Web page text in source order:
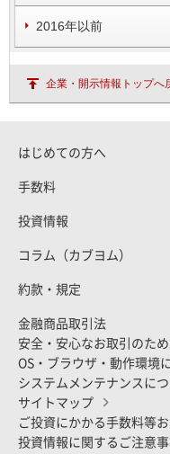
2016年以前
企業・開示情報トップへ
はじめての方へ
手数料
投資情報
コラム（カブヨム）
約款・規定
金融商品取引法
安全・安心なお取引のため
OS・ブラウザ・動作環境
システムメンテナンスに
サイトマップ
ご投資にかかる手数料等
投資情報に関するご注意